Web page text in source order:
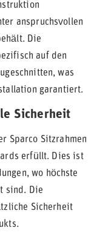
anspruchsvollen
Die
auf den
was
garantiert.
Sicherheit
Sparco Sitzrahmen
erfüllt. Dies ist
wo höchste
sind. Die
Sicherheit